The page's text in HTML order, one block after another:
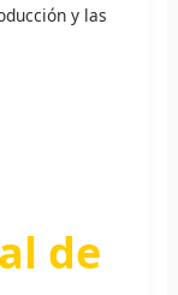
y las
de